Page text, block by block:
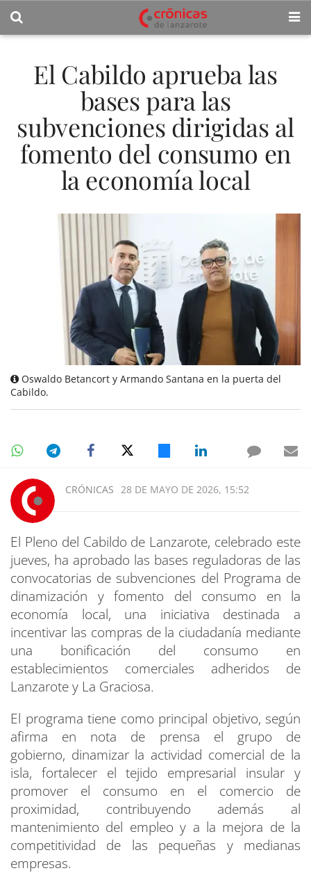
El Cabildo aprueba las
bases para las
subvenciones dirigidas al
fomento del consumo en
la economía local
Oswaldo Betancort y Armando Santana en la puerta del
Cabildo.
CRÓNICAS 28 DE MAYO DE 2026, 15:52
El Pleno del Cabildo de Lanzarote, celebrado este
jueves, ha aprobado las bases reguladoras de las
convocatorias de subvenciones del Programa de
dinamización y fomento del consumo en la
economía local, una iniciativa destinada a
incentivar las compras de la ciudadanía mediante
una bonificación del consumo en
establecimientos comerciales adheridos de
Lanzarote y La Graciosa.
El programa tiene como principal objetivo, según
afirma en nota de prensa el grupo de
gobierno, dinamizar la actividad comercial de la
isla, fortalecer el tejido empresarial insular y
promover el consumo en el comercio de
proximidad, contribuyendo además al
mantenimiento del empleo y a la mejora de la
competitividad de las pequeñas y medianas
empresas.